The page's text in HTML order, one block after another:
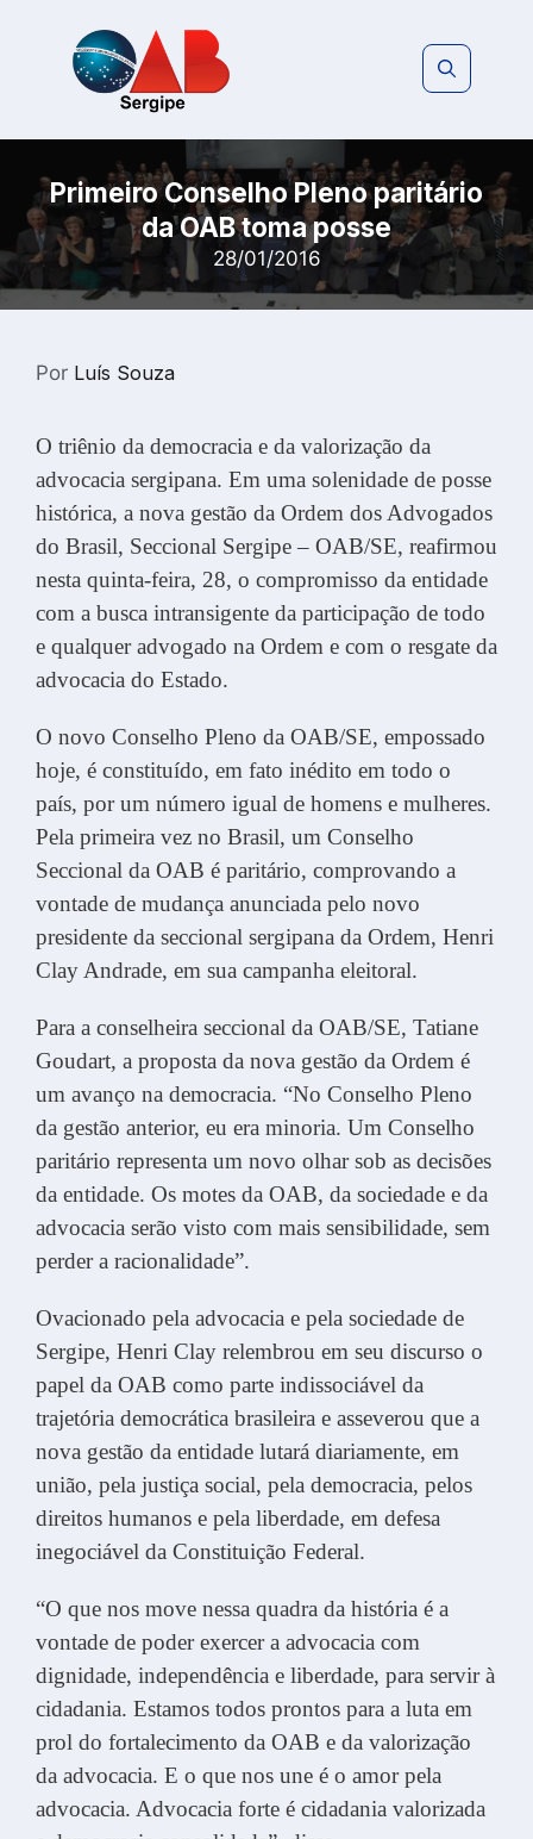
Primeiro Conselho Pleno paritário
da OAB toma posse
28/01/2016
Por Luís Souza
O triênio da democracia e da valorização da
advocacia sergipana. Em uma solenidade de posse
histórica, a nova gestão da Ordem dos Advogados
do Brasil, Seccional Sergipe – OAB/SE, reafirmou
nesta quinta-feira, 28, o compromisso da entidade
com a busca intransigente da participação de todo
e qualquer advogado na Ordem e com o resgate da
advocacia do Estado.
O novo Conselho Pleno da OAB/SE, empossado
hoje, é constituído, em fato inédito em todo o
país, por um número igual de homens e mulheres.
Pela primeira vez no Brasil, um Conselho
Seccional da OAB é paritário, comprovando a
vontade de mudança anunciada pelo novo
presidente da seccional sergipana da Ordem, Henri
Clay Andrade, em sua campanha eleitoral.
Para a conselheira seccional da OAB/SE, Tatiane
Goudart, a proposta da nova gestão da Ordem é
um avanço na democracia. “No Conselho Pleno
da gestão anterior, eu era minoria. Um Conselho
paritário representa um novo olhar sob as decisões
da entidade. Os motes da OAB, da sociedade e da
advocacia serão visto com mais sensibilidade, sem
perder a racionalidade”.
Ovacionado pela advocacia e pela sociedade de
Sergipe, Henri Clay relembrou em seu discurso o
papel da OAB como parte indissociável da
trajetória democrática brasileira e asseverou que a
nova gestão da entidade lutará diariamente, em
união, pela justiça social, pela democracia, pelos
direitos humanos e pela liberdade, em defesa
inegociável da Constituição Federal.
“O que nos move nessa quadra da história é a
vontade de poder exercer a advocacia com
dignidade, independência e liberdade, para servir à
cidadania. Estamos todos prontos para a luta em
prol do fortalecimento da OAB e da valorização
da advocacia. E o que nos une é o amor pela
advocacia. Advocacia forte é cidadania valorizada